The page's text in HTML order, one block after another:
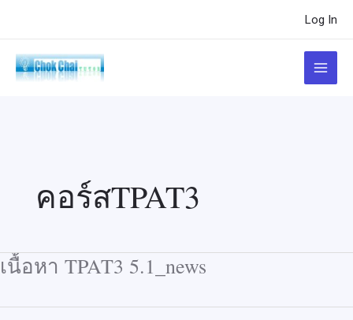
Log In
Main
Menu
คอร์สTPAT3
เนื้อหา TPAT3 5.1_news